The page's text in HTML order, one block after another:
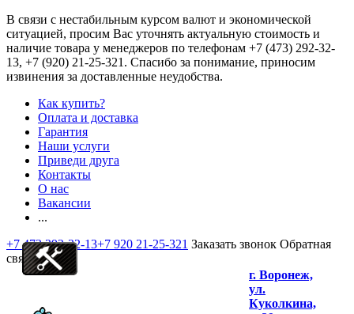
В связи с нестабильным курсом валют и экономической
ситуацией, просим Вас уточнять актуальную стоимость и
наличие товара у менеджеров по телефонам +7 (473) 292-32-
13, +7 (920) 21-25-321 . Спасибо за понимание, приносим
извинения за доставленные неудобства.
Как купить?
Оплата и доставка
Гарантия
Наши услуги
Приведи друга
Контакты
О нас
Вакансии
...
+7 473 292-32-13+7 920 21-25-321 Заказать звонок Обратная
связь
г. Воронеж,
ул.
Куколкина,